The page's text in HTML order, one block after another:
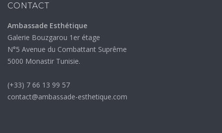
CONTACT
Ambassade Esthétique
Galerie Bouzgarou 1er étage
N°5 Avenue du Combattant Suprême
5000 Monastir Tunisie.
(+33) 7 66 13 99 57
contact@ambassade-esthetique.com